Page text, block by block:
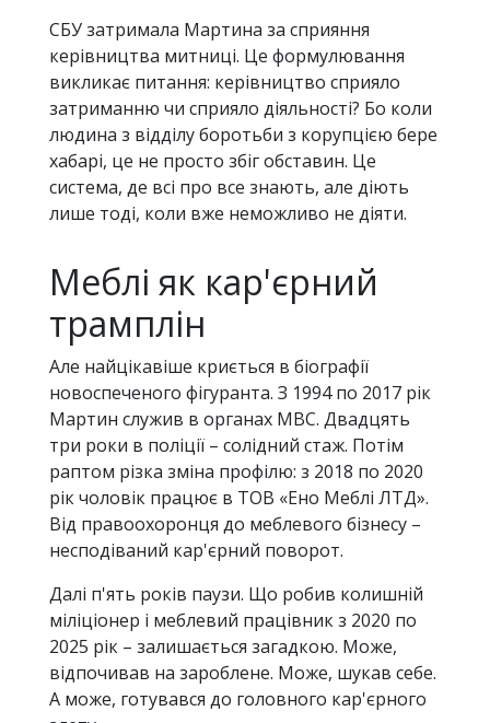
СБУ затримала Мартина за сприяння
керівництва митниці. Це формулювання
викликає питання: керівництво сприяло
затриманню чи сприяло діяльності? Бо коли
людина з відділу боротьби з корупцією бере
хабарі, це не просто збіг обставин. Це
система, де всі про все знають, але діють
лише тоді, коли вже неможливо не діяти.
Меблі як кар'єрний
трамплін
Але найцікавіше криється в біографії
новоспеченого фігуранта. З 1994 по 2017 рік
Мартин служив в органах МВС. Двадцять
три роки в поліції – солідний стаж. Потім
раптом різка зміна профілю: з 2018 по 2020
рік чоловік працює в ТОВ «Ено Меблі ЛТД».
Від правоохоронця до меблевого бізнесу –
несподіваний кар'єрний поворот.
Далі п'ять років паузи. Що робив колишній
міліціонер і меблевий працівник з 2020 по
2025 рік – залишається загадкою. Може,
відпочивав на зароблене. Може, шукав себе.
А може, готувався до головного кар'єрного